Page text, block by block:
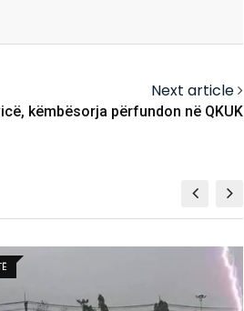
Next article
këmbësorja përfundon në QKUK
5